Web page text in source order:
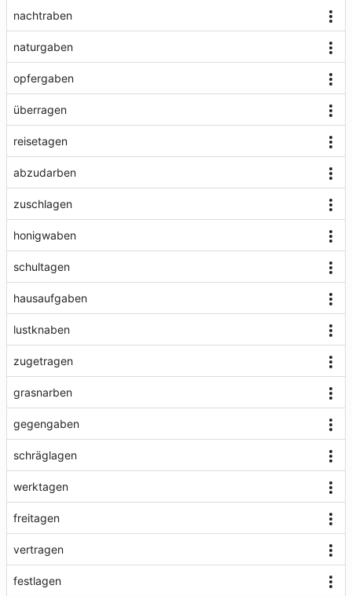
nachtraben
naturgaben
opfergaben
überragen
reisetagen
abzudarben
zuschlagen
honigwaben
schultagen
hausaufgaben
lustknaben
zugetragen
grasnarben
gegengaben
schräglagen
werktagen
freitagen
vertragen
festlagen